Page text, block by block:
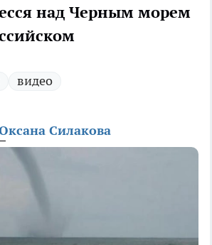
над Черным морем
видео
Силакова